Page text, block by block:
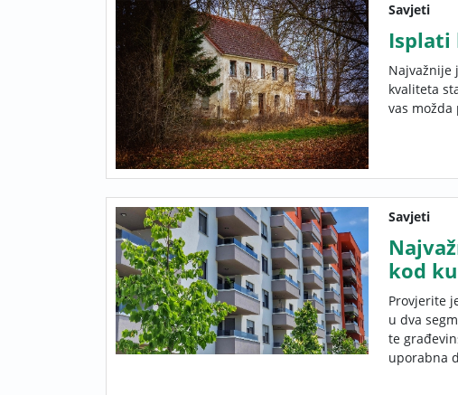
Savjeti
Isplati
Najvažnije
kvaliteta
vas
Savjeti
kod
Provjerite
u dva
te
uporabna